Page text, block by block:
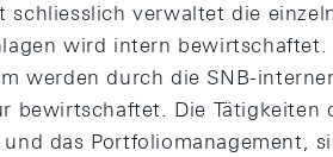
schliesslich verwaltet die
wird intern bewirtschaftet.
werden durch die SNB-
bewirtschaftet. Die Tätigkeiten
das Portfoliomanagement,